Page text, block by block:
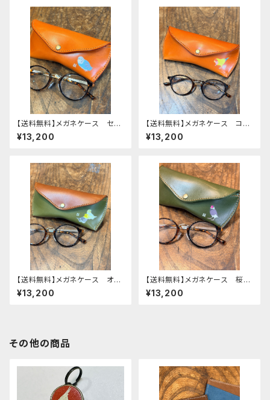
【送料無料】メガネケース セキ
セイインコ ノーマルブルー
レッドブラウン せきせいいん
¥13,200
【送料無料】メガネケース コザ
クラインコ イエロー redbr
own レッドブラウン こざくらい
¥13,200
【送料無料】メガネケース オカ
メインコ 2羽 Green Brown
グリーン ブラウン おかめ
¥13,200
【送料無料】メガネケース 桜文
鳥 Green グリーン 文鳥
栃木レザー
¥13,200
その他の商品